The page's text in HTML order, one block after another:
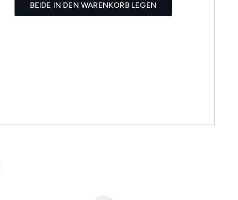
BEIDE IN DEN WARENKORB LEGEN